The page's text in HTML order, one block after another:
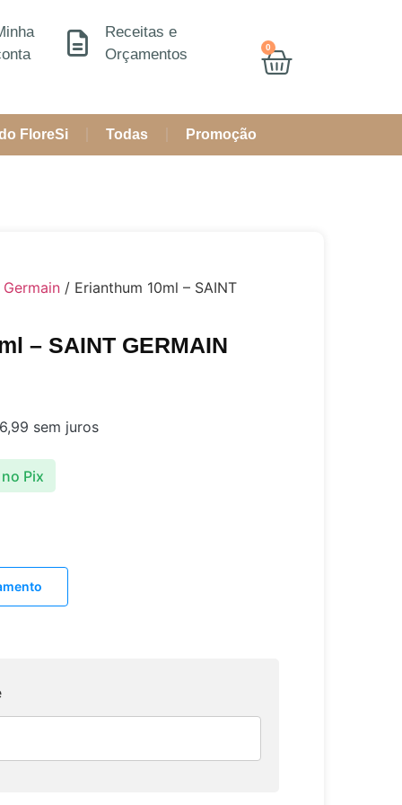
Receitas e
Orçamentos
0
FloreSi Todas Promoção
/ Erianthum 10ml – SAINT
– SAINT GERMAIN
sem juros
no Pix